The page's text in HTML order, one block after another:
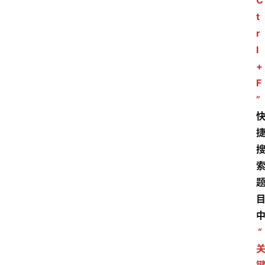
t
r
l
+
F
”
快
捷
搜
索
题
目
中
“
关